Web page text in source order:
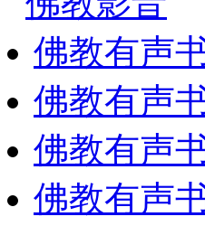
佛教有声
佛教有声
佛教有声
佛教有声